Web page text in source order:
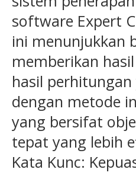
software Expert
ini menunjukkan
memberikan
hasil
dengan metode
yang bersifat
tepat yang lebih
Kata Kunc: